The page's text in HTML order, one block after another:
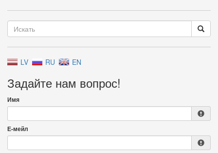
LV RU EN
Задайте нам вопрос!
Имя
Е-мейл